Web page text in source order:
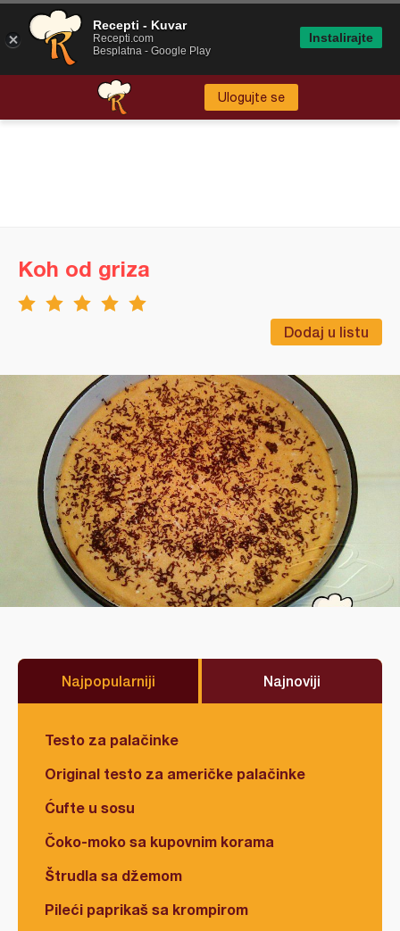
Ulogujte se
Dodaj u listu
Koh od griza
Najpopularniji Najnoviji
Testo za palačinke
Original testo za američke palačinke
Ćufte u sosu
Čoko-moko sa kupovnim korama
Štrudla sa džemom
Pileći paprikaš sa krompirom
Recepti - Kuvar
Recepti.com
Besplatna - Google Play
Instalirajte